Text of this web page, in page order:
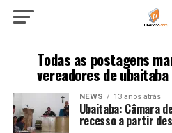
Todas as postagens
vereadores de
NEWS 13 anos atrás
Ubaitaba: Câmara
recesso a partir